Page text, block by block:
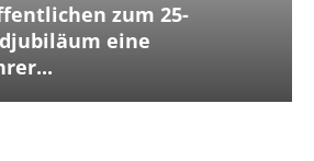
zum 25-
eine